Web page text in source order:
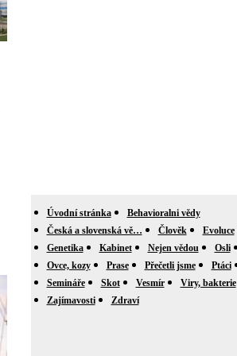
Úvodní stránka
Behavioralni vědy
Česká a slovenská vě…
Člověk Evoluce
Genetika
Kabinet Nejen vědou Osli
Ovce, kozy
Prase Přečetli jsme Ptáci
Semináře
Skot Vesmír
Viry, bakterie
Zajímavosti
Zdraví